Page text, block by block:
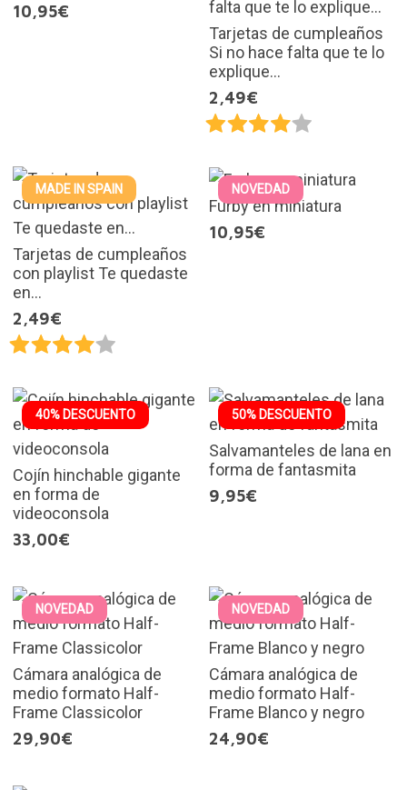
10,95€
Tarjetas de cumpleaños
Si no hace falta que te lo
explique...
2,49€
MADE IN SPAIN
Tarjetas de cumpleaños
con playlist Te quedaste
en...
2,49€
NOVEDAD
Furby en miniatura
10,95€
40% DESCUENTO
Cojín hinchable gigante
en forma de
videoconsola
33,00€
50% DESCUENTO
Salvamanteles de lana en
forma de fantasmita
9,95€
NOVEDAD
Cámara analógica de
medio formato Half-
Frame Classicolor
29,90€
NOVEDAD
Cámara analógica de
medio formato Half-
Frame Blanco y negro
24,90€